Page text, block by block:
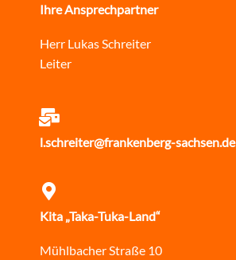
Ihre Ansprechpartner
Herr Lukas Schreiter
Leiter
l.schreiter@frankenberg-sachsen.de
Kita „Taka-Tuka-Land“
Mühlbacher Straße 10